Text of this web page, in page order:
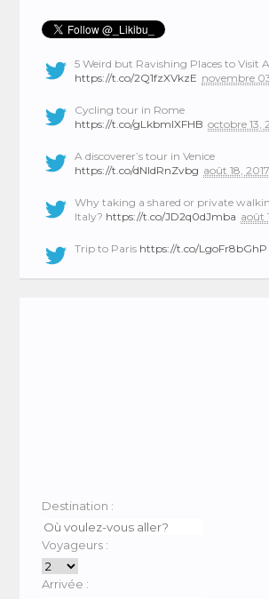
5 Weird but Ravishing Places to Visit
https://t.co/2Q1fzXVkzE novembre
Cycling tour in Rome
https://t.co/gLkbmlXFHB octobre 13,
A discoverer’s tour in Venice
https://t.co/dNIdRnZvbg août 18, 2017
Why taking a shared or private
Italy? https://t.co/JD2q0dJmba août
Trip to Paris https://t.co/LgoFr8bGhP
Destination :
Voyageurs :
Arrivée :